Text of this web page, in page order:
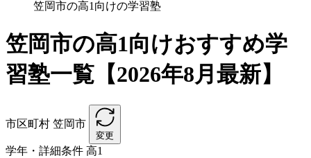
笠岡市の高1向けの学習塾
笠岡市の高1向けおすすめ学
習塾一覧【2026年8月最新】
市区町村 笠岡市
変更
学年・詳細条件 高1